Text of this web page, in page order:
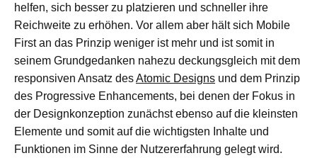
helfen, sich besser zu platzieren und schneller ihre
Reichweite zu erhöhen. Vor allem aber hält sich Mobile
First an das Prinzip weniger ist mehr und ist somit in
seinem Grundgedanken nahezu deckungsgleich mit dem
responsiven Ansatz desAtomic Designs und dem Prinzip
des Progressive Enhancements, bei denen der Fokus in
der Designkonzeption zunächst ebenso auf die kleinsten
Elemente und somit auf die wichtigsten Inhalte und
Funktionen im Sinne der Nutzererfahrung gelegt wird.